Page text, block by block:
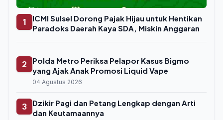
1
ICMI Sulsel Dorong Pajak Hijau untuk Hentikan
Paradoks Daerah Kaya SDA, Miskin Anggaran
2
Polda Metro Periksa Pelapor Kasus Bigmo
yang Ajak Anak Promosi Liquid Vape
04 Agustus 2026
3
Dzikir Pagi dan Petang Lengkap dengan Arti
dan Keutamaannya